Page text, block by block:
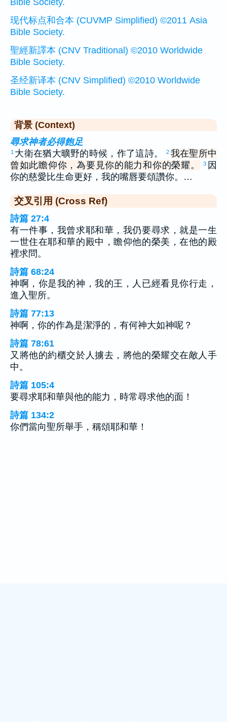
Bible Society.
现代标点和合本 (CUVMP Simplified) ©2011 Asia
Bible Society.
聖經新譯本 (CNV Traditional) ©2010 Worldwide
Bible Society.
圣经新译本 (CNV Simplified) ©2010 Worldwide
Bible Society.
背景 (Context)
尋求神者必得飽足
1 大衛在猶大曠野的時候，作了這詩。 2 我在聖所中
曾如此瞻仰你，為要見你的能力和你的榮耀。
3 因
你的慈愛比生命更好，我的嘴唇要頌讚你。…
交叉引用 (Cross Ref)
詩篇 27:4
有一件事，我曾求耶和華，我仍要尋求，就是一生
一世住在耶和華的殿中，瞻仰他的榮美，在他的殿
裡求問。
詩篇 68:24
神啊，你是我的神，我的王，人已經看見你行走，
進入聖所。
詩篇 77:13
神啊，你的作為是潔淨的，有何神大如神呢？
詩篇 78:61
又將他的約櫃交於人擄去，將他的榮耀交在敵人手
中。
詩篇 105:4
要尋求耶和華與他的能力，時常尋求他的面！
詩篇 134:2
你們當向聖所舉手，稱頌耶和華！